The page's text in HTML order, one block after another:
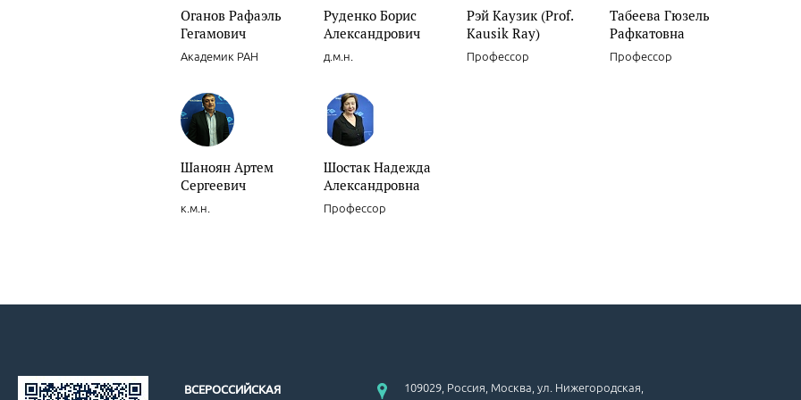
Оганов Рафаэль
Гегамович
Академик РАН
Руденко Борис
Александрович
д.м.н.
Рэй Каузик (Prof.
Kausik Ray)
Профессор
Табеева Гюзель
Рафкатовна
Профессор
Шаноян Артем
Сергеевич
к.м.н.
Шостак Надежда
Александровна
Профессор
ВСЕРОССИЙСКАЯ
109029, Россия, Москва, ул. Нижегородская,